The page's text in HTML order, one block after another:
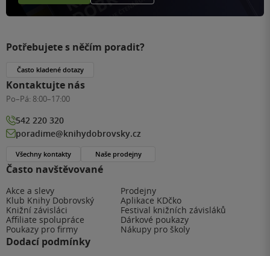
Často navštěvované
Akce a slevy
Prodejny
Klub Knihy Dobrovský
Aplikace KDčko
Knižní závisláci
Festival knižních závisláků
Affiliate spolupráce
Dárkové poukazy
Poukazy pro firmy
Nákupy pro školy
Dodací podmínky
Potřebujete s něčím poradit?
Často kladené dotazy
Kontaktujte nás
Po–Pá: 8:00–17:00
542 220 320
poradime@knihydobrovsky.cz
Všechny kontakty Naše prodejny